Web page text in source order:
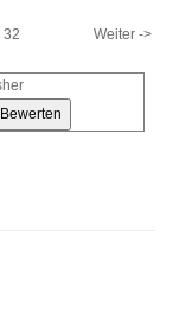
32 Weiter ->